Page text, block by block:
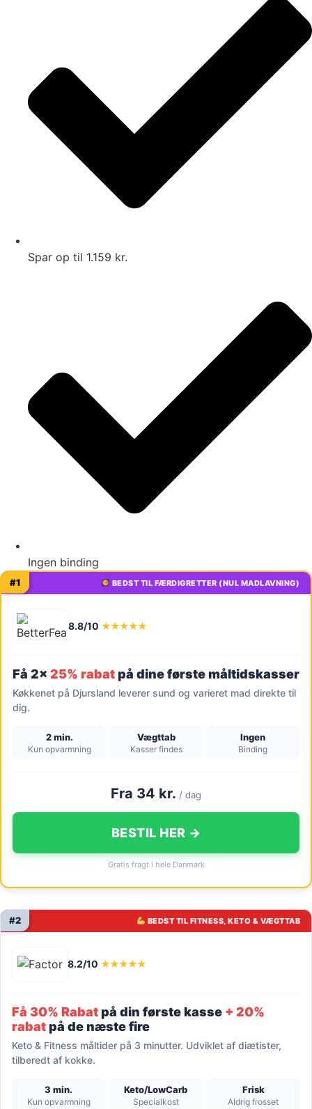
Spar op til 1.159 kr.
Ingen binding
BEDST TIL FÆRDIGRETTER (NUL MADLAVNING)
#1
8.8/10 ★★★★★
Få 2x 25% rabatpå dine første måltidskasser
Køkkenet på Djursland leverer sund og varieret mad direkte til
dig.
2 min.
Kun opvarmning
Vægttab
Kasser findes
Ingen
Binding
Fra 34 kr. / dag
BESTIL HER →
Gratis fragt i hele Danmark
BEDST TIL FITNESS, KETO & VÆGTTAB
#2
8.2/10 ★★★★★
Få 30% Rabatpå din første kasse + 20%
rabatpå de næste fire
Keto & Fitness måltider på 3 minutter. Udviklet af diætister,
tilberedt af kokke.
3 min.
Kun opvarmning
Keto/LowCarb
Specialkost
Frisk
Aldrig frosset